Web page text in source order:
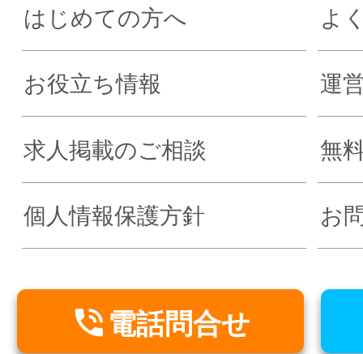
はじめての方へ よ
お役立ち情報 運
求人掲載のご相談 無
個人情報保護方針 お
 電話問合せ